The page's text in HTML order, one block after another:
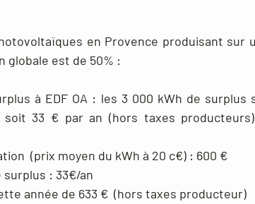
en Provence produisant sur
globale est de 50% :
à EDF OA : les 3 000 kWh de surplus
soit 33 € par an (hors taxes
(prix moyen du kWh à 20 c€) : 600 €
surplus : 33€/an
année de 633 €  (hors taxes producteur)